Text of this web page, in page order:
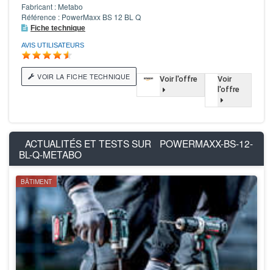
Fabricant : Metabo
Référence : PowerMaxx BS 12 BL Q
Fiche technique
AVIS UTILISATEURS
VOIR LA FICHE TECHNIQUE Voir l'offre
Voir
l'offre
ACTUALITÉS ET TESTS SUR
POWERMAXX-BS-12-
BL-Q-METABO
BÂTIMENT